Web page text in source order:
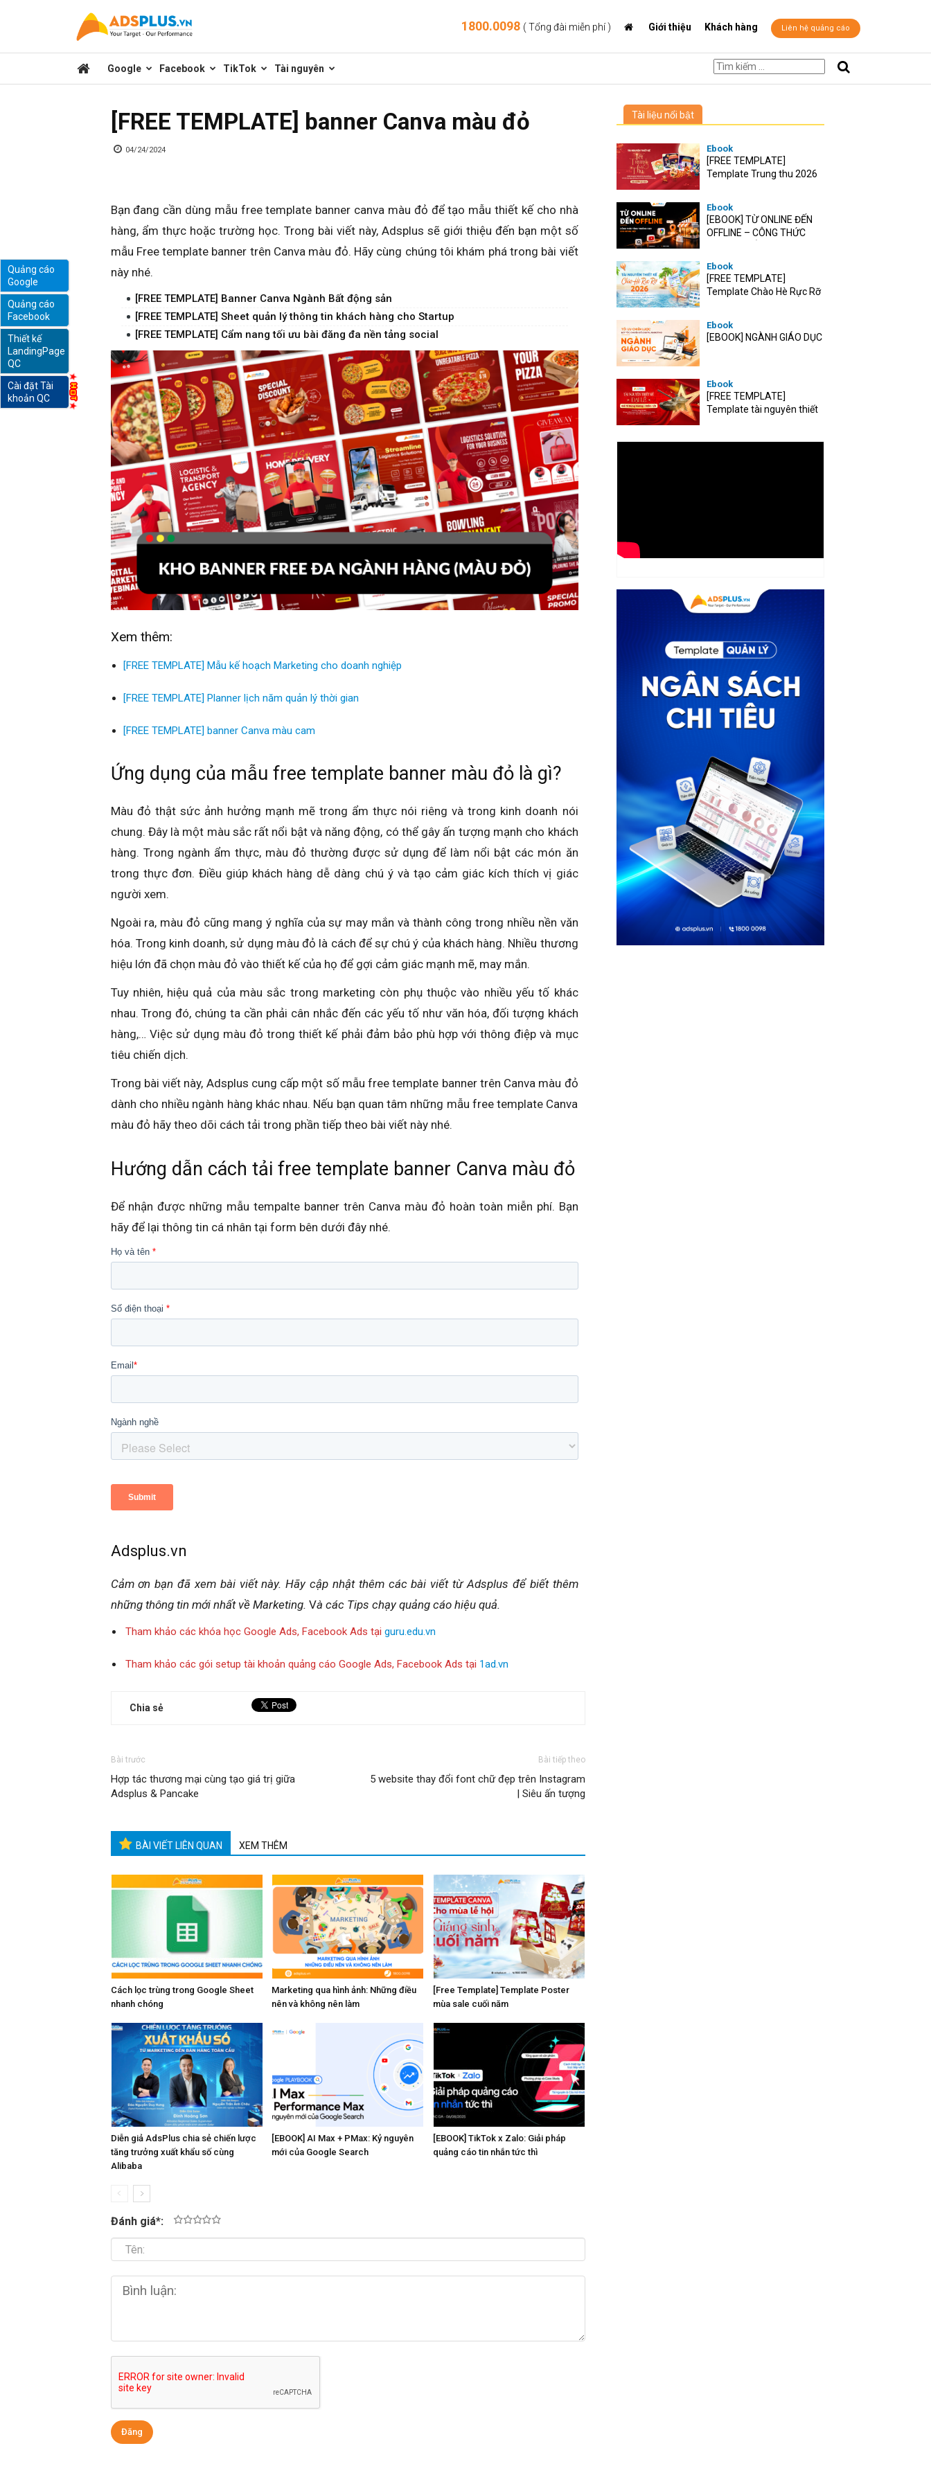
sẻ
thức
online
1800.0098 ( Tổng đài miễn phí ) Giới thiệu Khách hàng Liên hệ quảng cáo
Google Facebook TikTok Tài nguyên
[FREE TEMPLATE] banner Canva màu đỏ
04/24/2024
Bạn đang cần dùng mẫu free template banner canva màu đỏ để tạo mẫu thiết kế cho nhà
hàng, ẩm thực hoặc trường học. Trong bài viết này, Adsplus sẽ giới thiệu đến bạn một số
mẫu Free template banner trên Canva màu đỏ. Hãy cùng chúng tôi khám phá trong bài viết
này nhé.
[FREE TEMPLATE] Banner Canva Ngành Bất động sản
[FREE TEMPLATE] Sheet quản lý thông tin khách hàng cho Startup
[FREE TEMPLATE] Cẩm nang tối ưu bài đăng đa nền tảng social
Xem thêm:
[FREE TEMPLATE] Mẫu kế hoạch Marketing cho doanh nghiệp
[FREE TEMPLATE] Planner lịch năm quản lý thời gian
[FREE TEMPLATE] banner Canva màu cam
Ứng dụng của mẫu free template banner màu đỏ là gì?
Màu đỏ thật sức ảnh hưởng mạnh mẽ trong ẩm thực nói riêng và trong kinh doanh nói
chung. Đây là một màu sắc rất nổi bật và năng động, có thể gây ấn tượng mạnh cho khách
hàng. Trong ngành ẩm thực, màu đỏ thường được sử dụng để làm nổi bật các món ăn
trong thực đơn. Điều giúp khách hàng dễ dàng chú ý và tạo cảm giác kích thích vị giác
người xem.
Ngoài ra, màu đỏ cũng mang ý nghĩa của sự may mắn và thành công trong nhiều nền văn
hóa. Trong kinh doanh, sử dụng màu đỏ là cách để sự chú ý của khách hàng. Nhiều thương
hiệu lớn đã chọn màu đỏ vào thiết kế của họ để gợi cảm giác mạnh mẽ, may mắn.
Tuy nhiên, hiệu quả của màu sắc trong marketing còn phụ thuộc vào nhiều yếu tố khác
nhau. Trong đó, chúng ta cần phải cân nhắc đến các yếu tố như văn hóa, đối tượng khách
hàng,… Việc sử dụng màu đỏ trong thiết kế phải đảm bảo phù hợp với thông điệp và mục
tiêu chiến dịch.
Trong bài viết này, Adsplus cung cấp một số mẫu free template banner trên Canva màu đỏ
dành cho nhiều ngành hàng khác nhau. Nếu bạn quan tâm những mẫu free template Canva
màu đỏ hãy theo dõi cách tải trong phần tiếp theo bài viết này nhé.
Hướng dẫn cách tải free template banner Canva màu đỏ
Để nhận được những mẫu tempalte banner trên Canva màu đỏ hoàn toàn miễn phí. Bạn
hãy để lại thông tin cá nhân tại form bên dưới đây nhé.
Adsplus.vn
Cảm ơn bạn đã xem bài viết này. Hãy cập nhật thêm các bài viết từ Adsplus để biết thêm
những thông tin mới nhất về Marketing. Và các Tips chạy quảng cáo hiệu quả.
Tham khảo các khóa học Google Ads, Facebook Ads tại guru.edu.vn
Tham khảo các gói setup tài khoản quảng cáo Google Ads, Facebook Ads tại 1ad.vn
Quảng cáo
Google
Quảng cáo
Facebook
Thiết kế
LandingPage
QC
Cài đặt Tài
khoản QC
Chia sẻ
Bài trước
Hợp tác thương mại cùng tạo giá trị giữa
Adsplus & Pancake
Bài tiếp theo
5 website thay đổi font chữ đẹp trên Instagram
| Siêu ấn tượng
BÀI VIẾT LIÊN QUAN XEM THÊM
Cách lọc trùng trong Google Sheet
nhanh chóng
Marketing qua hình ảnh: Những điều
nên và không nên làm
[Free Template] Template Poster
mùa sale cuối năm
Diễn giả AdsPlus chia sẻ chiến lược
tăng trưởng xuất khẩu số cùng
Alibaba
[EBOOK] AI Max + PMax: Kỷ nguyên
mới của Google Search
[EBOOK] TikTok x Zalo: Giải pháp
quảng cáo tin nhắn tức thì
Đánh giá*: 2
1
Tài liệu nổi bật
Ebook
[FREE TEMPLATE]
Template Trung thu 2026
Ebook
[EBOOK] TỪ ONLINE ĐẾN
OFFLINE – CÔNG THỨC
Ebook
[FREE TEMPLATE]
Template Chào Hè Rực Rỡ
Ebook
[EBOOK] NGÀNH GIÁO DỤC
Ebook
[FREE TEMPLATE]
Template tài nguyên thiết